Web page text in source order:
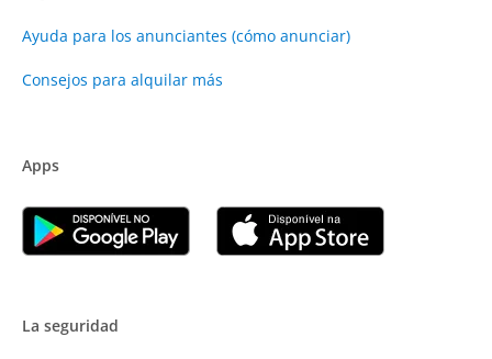
Ayuda para los anunciantes (cómo anunciar)
Consejos para alquilar más
Apps
La seguridad